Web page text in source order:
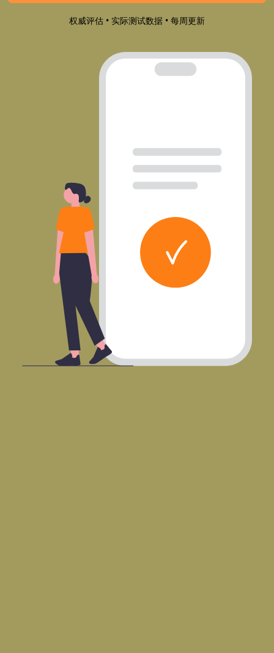
权威评估 • 实际测试数据 • 每周更新